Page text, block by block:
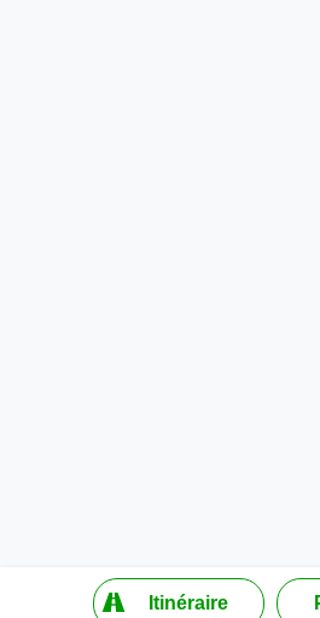
MapLibre
Itinéraire